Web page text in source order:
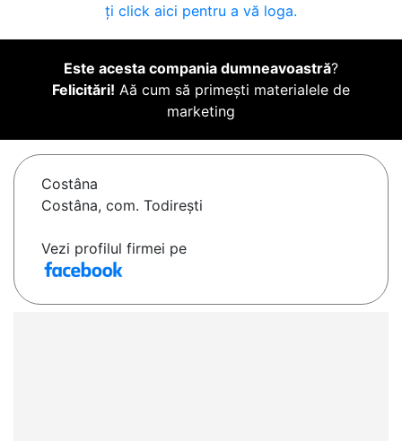
ți click aici pentru a vă loga.
Este acesta compania dumneavoastră?
Felicitări! Aă cum să primești materialele de
marketing
Costâna
Costâna, com. Todirești
Vezi profilul firmei pe